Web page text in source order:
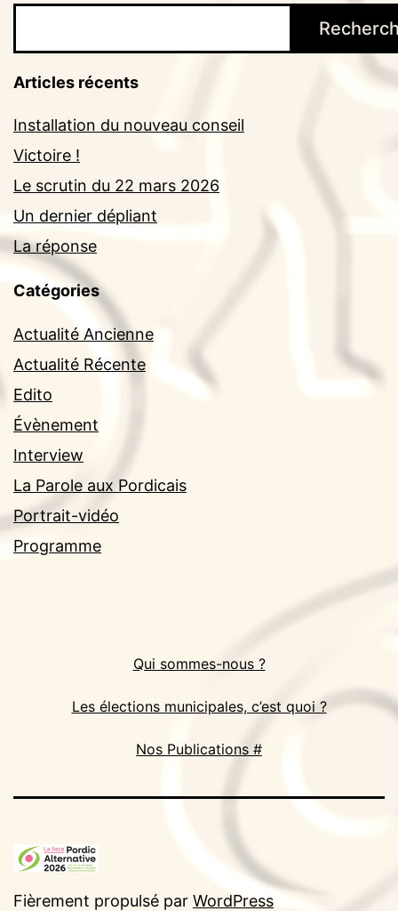
Articles récents
Installation du nouveau conseil
Victoire !
Le scrutin du 22 mars 2026
Un dernier dépliant
La réponse
Catégories
Actualité Ancienne
Actualité Récente
Edito
Évènement
Interview
La Parole aux Pordicais
Portrait-vidéo
Programme
Qui sommes-nous ?
Les élections municipales, c’est quoi ?
Nos Publications #
Fièrement propulsé par WordPress